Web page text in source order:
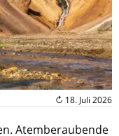
↻ 18. Juli 2026
Atemberaubende